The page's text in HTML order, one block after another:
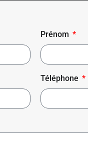
Prénom
Téléphone